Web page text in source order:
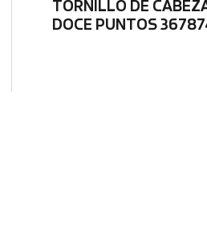
TORNILLO DE
DOCE PUNTOS